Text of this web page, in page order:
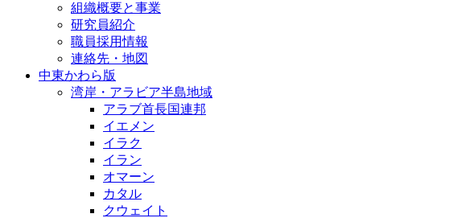
組織概要と事業
研究員紹介
職員採用情報
連絡先・地図
中東かわら版
湾岸・アラビア半島地域
アラブ首長国連邦
イエメン
イラク
イラン
オマーン
カタル
クウェイト